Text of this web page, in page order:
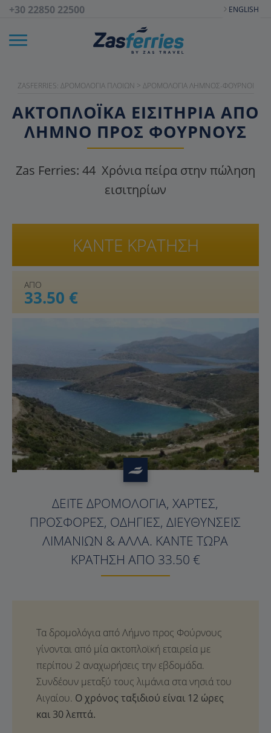
+30 22850 22500 ENGLISH
ZASFERRIES: ΔΡΟΜΟΛΌΓΙΑ ΠΛΟΊΩΝ > ΔΡΟΜΟΛΌΓΙΑ ΛΉΜΝΟΣ-ΦΟΎΡΝΟΙ
ΑΚΤΟΠΛΟΪΚΑ ΕΙΣΙΤΉΡΙΑ ΑΠΌ
ΛΉΜΝΟ ΠΡΟΣ ΦΟΎΡΝΟΥΣ
Zas Ferries: 44 Χρόνια πείρα στην πώληση
εισιτηρίων
ΑΠΟ
33.50 €
ΚΑΝΤΕ ΚΡΑΤΗΣΗ
?>
ΔΕΊΤΕ ΔΡΟΜΟΛΌΓΙΑ, ΧΆΡΤΕΣ,
ΠΡΟΣΦΟΡΈΣ, ΟΔΗΓΊΕΣ, ΔΙΕΥΘΎΝΣΕΙΣ
ΛΙΜΑΝΙΏΝ & ΆΛΛΑ. ΚΆΝΤΕ ΤΏΡΑ
ΚΡΆΤΗΣΗ ΑΠΌ 33.50 €
Ο χρόνος ταξιδιού είναι 12 ώρες
και 30 λεπτά.